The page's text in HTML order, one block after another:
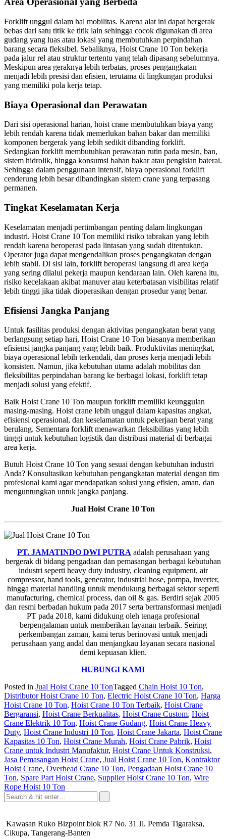
Forklift unggul dalam hal mobilitas. Karena alat ini dapat bergerak
bebas dari satu titik ke titik lain sehingga cocok digunakan di area
gudang yang luas atau lokasi yang membutuhkan perpindahan
barang secara fleksibel. Sebaliknya, Hoist Crane 10 Ton bekerja
pada jalur rel atau struktur tertentu yang telah dipasang sebelumnya.
Meskipun area geraknya lebih terbatas, proses pengangkatan
menjadi lebih presisi dan efisien, terutama di lingkungan produksi
yang memiliki pola kerja tetap.
Biaya Operasional dan Perawatan
Dari sisi operasional harian, hoist crane membutuhkan biaya yang
lebih rendah karena tidak memerlukan bahan bakar dan memiliki
komponen bergerak yang lebih sedikit dibanding forklift.
Sedangkan forklift membutuhkan perawatan rutin pada mesin, ban,
sistem hidrolik, hingga konsumsi bahan bakar atau pengisian baterai.
Sehingga dalam penggunaan intensif, biaya operasional forklift
cenderung lebih besar dibandingkan sistem crane yang terpasang
permanen.
Tingkat Keselamatan Kerja
Keselamatan menjadi pertimbangan penting dalam lingkungan
industri. Hoist Crane 10 Ton memiliki risiko tabrakan yang lebih
rendah karena beroperasi pada lintasan yang sudah ditentukan.
Operator juga dapat mengendalikan proses pengangkatan dengan
lebih stabil. Di sisi lain, forklift beroperasi langsung di area kerja
yang sering dilalui pekerja maupun kendaraan lain. Oleh karena itu,
risiko kecelakaan akibat manuver atau keterbatasan visibilitas relatif
lebih tinggi jika tidak dioperasikan dengan prosedur yang benar.
Efisiensi Jangka Panjang
Untuk fasilitas produksi dengan aktivitas pengangkatan berat yang
berlangsung setiap hari, Hoist Crane 10 Ton biasanya memberikan
efisiensi jangka panjang yang lebih baik. Produktivitas meningkat,
biaya operasional lebih terkendali, dan proses kerja menjadi lebih
konsisten. Namun, jika kebutuhan utama adalah mobilitas dan
fleksibilitas perpindahan barang ke berbagai lokasi, forklift tetap
menjadi solusi yang efektif.
Baik Hoist Crane 10 Ton maupun forklift memiliki keunggulan
masing-masing. Hoist crane lebih unggul dalam kapasitas angkat,
efisiensi operasional, dan keselamatan untuk pekerjaan berat yang
berulang. Sementara forklift menawarkan fleksibilitas yang lebih
tinggi untuk kebutuhan logistik dan distribusi material di berbagai
area kerja.
Butuh Hoist Crane 10 Ton yang sesuai dengan kebutuhan industri
Anda? Konsultasikan kebutuhan pengangkatan material dengan tim
profesional kami agar mendapatkan solusi yang efisien, aman, dan
menguntungkan untuk jangka panjang.
Jual Hoist Crane 10 Ton
PT. JAMATINDO DWI PUTRA adalah perusahaan yang
bergerak di bidang pengadaan dan pemasangan berbagai kebutuhan
industri seperti heavy duty industry, cleaning equipment, air
compressor, hand tools, generator, industrial hose, pompa, inverter,
hingga material handling untuk mendukung berbagai sektor seperti
manufacturing, chemical process, dan oil & gas. Berdiri sejak 2005
dan resmi berbadan hukum pada 2017 serta bertransformasi menjadi
PT pada 2018, kami didukung oleh tenaga profesional
berpengalaman untuk memberikan layanan terbaik. Seiring
perkembangan zaman, kami terus berinovasi untuk menjadi
perusahaan yang andal dan menjangkau layanan secara nasional
demi kepuasan klien.
HUBUNGI KAMI
Posted in Jual Hoist Crane 10 TonTagged Chain Hoist 10 Ton,
Distributor Hoist Crane 10 Ton, Electric Hoist Crane 10 Ton, Harga
Hoist Crane 10 Ton, Hoist Crane 10 Ton Terbaik, Hoist Crane
Bergaransi, Hoist Crane Berkualitas, Hoist Crane Custom, Hoist
Crane Elektrik 10 Ton, Hoist Crane Gudang, Hoist Crane Heavy
Duty, Hoist Crane Industri 10 Ton, Hoist Crane Jakarta, Hoist Crane
Kapasitas 10 Ton, Hoist Crane Murah, Hoist Crane Pabrik, Hoist
Crane untuk Industri Manufaktur, Hoist Crane Untuk Konstruksi,
Jasa Pemasangan Hoist Crane, Jual Hoist Crane 10 Ton, Kontraktor
Hoist Crane, Overhead Crane 10 Ton, Pengadaan Hoist Crane 10
Ton, Spare Part Hoist Crane, Supplier Hoist Crane 10 Ton, Wire
Rope Hoist 10 Ton
Kawasan Ruko Bizpoint blok R7 No. 31 Jl. Pemda Tigaraksa,
Cikupa, Tangerang-Banten